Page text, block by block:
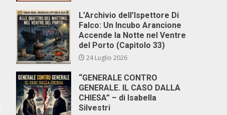
L’Archivio dell’Ispettore Di
Falco: Un Incubo Arancione
Accende la Notte nel Ventre
del Porto (Capitolo 33)
24 Luglio 2026
“GENERALE CONTRO
GENERALE. IL CASO DALLA
CHIESA” – di Isabella
Silvestri